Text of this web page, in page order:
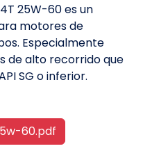
4T 25W-60 es un
motores de
Especialmente
de alto recorrido que
SG o inferior.
60.pdf